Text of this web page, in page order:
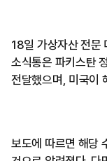
18일 가상자산 전문
소식통은 파키스탄
전달했으며, 미국이
보도에 따르면 해당